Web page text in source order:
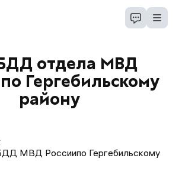
отдела МВД
Гергебильскому
району
МВД Россиипо Гергебильскому